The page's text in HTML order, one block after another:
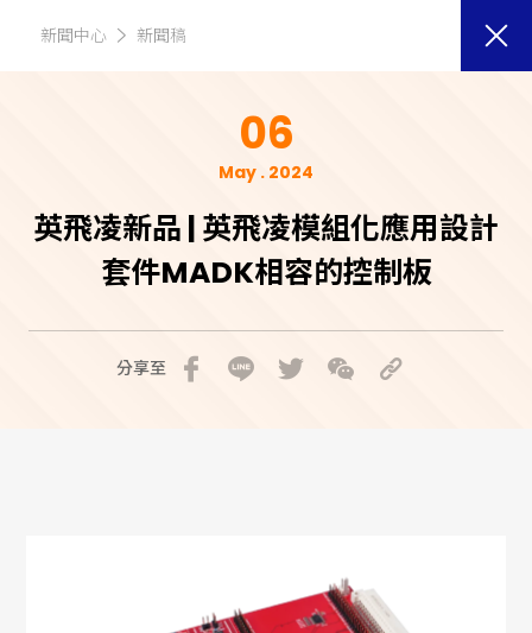
新聞中心 新聞稿
06
May . 2024
英飛凌新品 | 英飛凌模組化應用設計
套件MADK相容的控制板
分享至